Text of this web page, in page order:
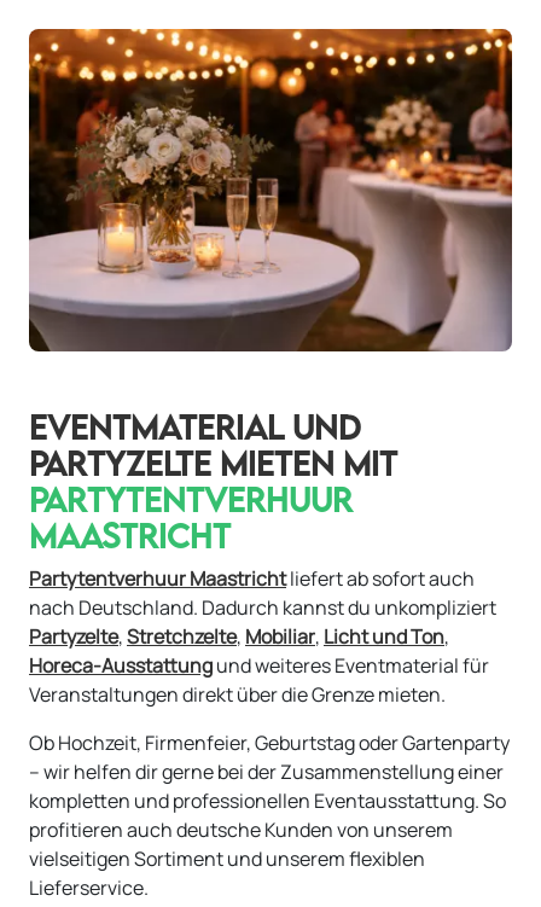
EVENTMATERIAL UND
PARTYZELTE MIETEN MIT
PARTYTENTVERHUUR
MAASTRICHT
Partytentverhuur Maastrichtliefert ab sofort auch
nach Deutschland. Dadurch kannst du unkompliziert
Partyzelte,Stretchzelte, Mobiliar, Licht und Ton,
Horeca-Ausstattungund weiteres Eventmaterial für
Veranstaltungen direkt über die Grenze mieten.
Ob Hochzeit, Firmenfeier, Geburtstag oder Gartenparty
– wir helfen dir gerne bei der Zusammenstellung einer
kompletten und professionellen Eventausstattung. So
profitieren auch deutsche Kunden von unserem
vielseitigen Sortiment und unserem flexiblen
Lieferservice.